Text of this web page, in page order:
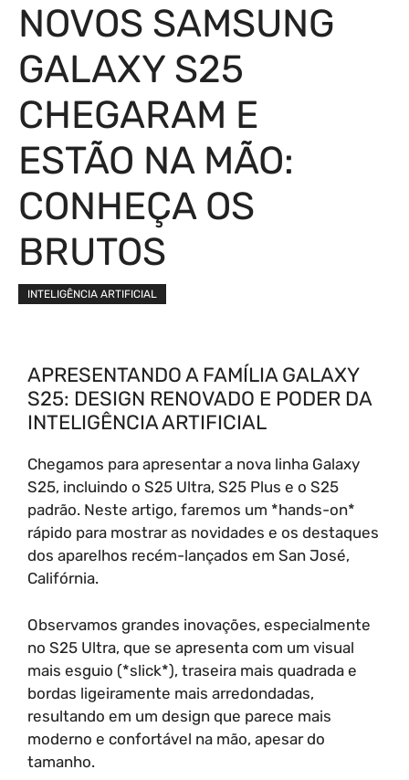
NOVOS SAMSUNG
GALAXY S25
CHEGARAM E
ESTÃO NA MÃO:
CONHEÇA OS
BRUTOS
INTELIGÊNCIA ARTIFICIAL
APRESENTANDO A FAMÍLIA GALAXY
S25: DESIGN RENOVADO E PODER DA
INTELIGÊNCIA ARTIFICIAL
Chegamos para apresentar a nova linha Galaxy
S25, incluindo o S25 Ultra, S25 Plus e o S25
padrão. Neste artigo, faremos um *hands-on*
rápido para mostrar as novidades e os destaques
dos aparelhos recém-lançados em San José,
Califórnia.
Observamos grandes inovações, especialmente
no S25 Ultra, que se apresenta com um visual
mais esguio (*slick*), traseira mais quadrada e
bordas ligeiramente mais arredondadas,
resultando em um design que parece mais
moderno e confortável na mão, apesar do
tamanho.